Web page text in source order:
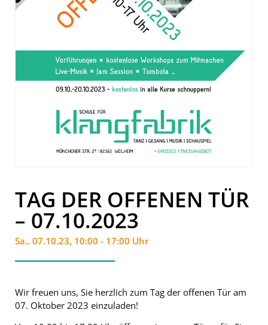
TAG DER OFFENEN TÜR
– 07.10.2023
Sa.. 07.10.23, 10:00 - 17:00 Uhr
Wir freuen uns, Sie herzlich zum Tag der offenen Tür am
07. Oktober 2023 einzuladen!